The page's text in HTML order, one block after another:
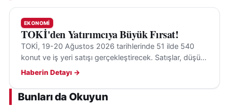
EKONOMI
TOKİ'den Yatırımcıya Büyük Fırsat!
TOKİ, 19-20 Ağustos 2026 tarihlerinde 51 ilde 540
konut ve iş yeri satışı gerçekleştirecek. Satışlar, düşük
peşinat ve uzun vadeli ödeme seçenekleriyle
Haberin Detayı →
Bunları da Okuyun